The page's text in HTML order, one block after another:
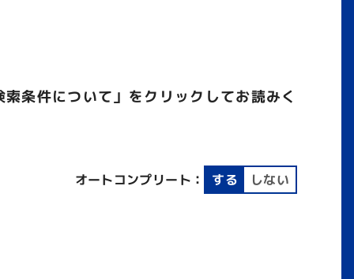
条件について」をクリックしてお読みく
オートコンプリート： する しない